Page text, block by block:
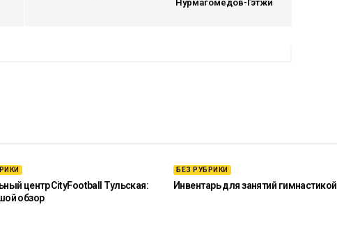
Нурмагомедов-Гэтжи
центр CityFootball Тульская:
обзор
БЕЗ РУБРИКИ
Инвентарь для занятий гимнастикой